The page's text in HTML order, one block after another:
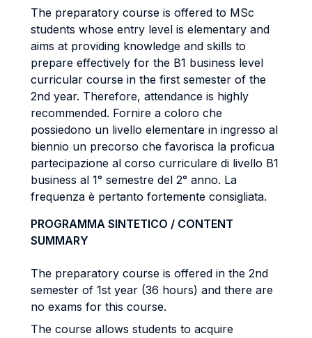
The preparatory course is offered to MSc
students whose entry level is elementary and
aims at providing knowledge and skills to
prepare effectively for the B1 business level
curricular course in the first semester of the
2nd year. Therefore, attendance is highly
recommended. Fornire a coloro che
possiedono un livello elementare in ingresso al
biennio un precorso che favorisca la proficua
partecipazione al corso curriculare di livello B1
business al 1° semestre del 2° anno. La
frequenza è pertanto fortemente consigliata.
PROGRAMMA SINTETICO / CONTENT
SUMMARY
The preparatory course is offered in the 2nd
semester of 1st year (36 hours) and there are
no exams for this course.
The course allows students to acquire